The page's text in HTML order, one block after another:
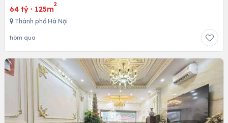
64 tỷ · 125m
2
Thành phố Hà Nội
hôm qua